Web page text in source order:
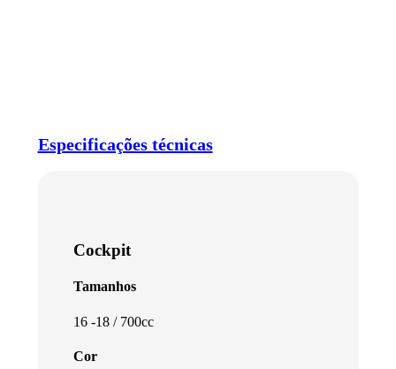
Especificações técnicas
Cockpit
Tamanhos
16 -18 / 700cc
Cor